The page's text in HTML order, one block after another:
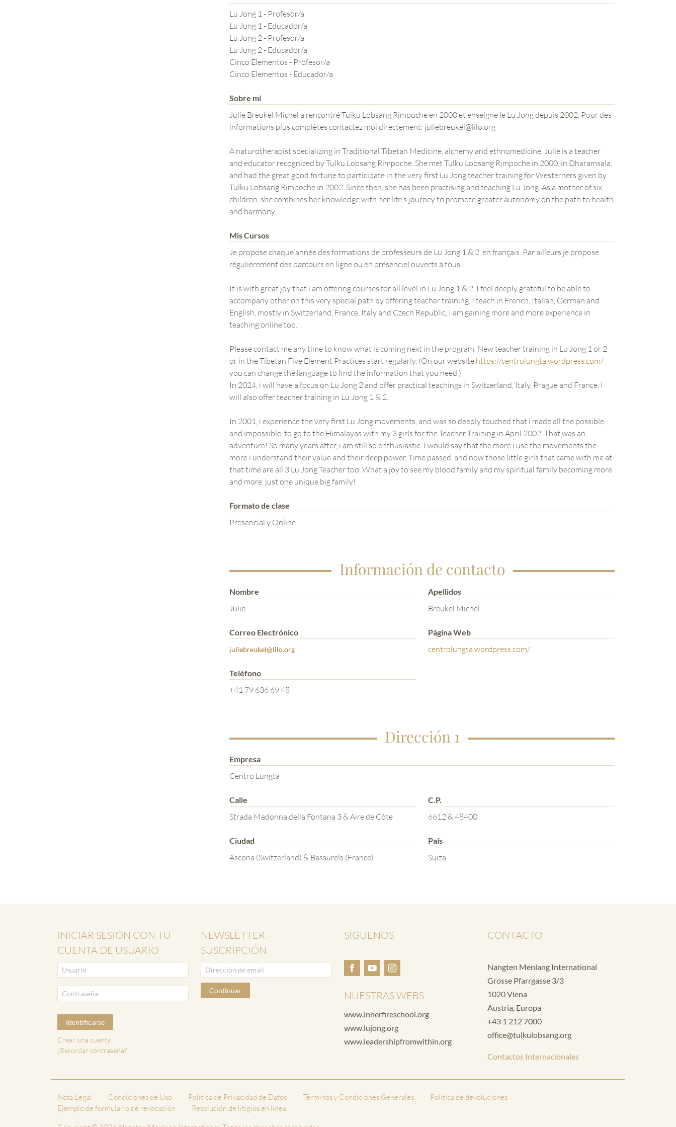
YOGA DEL GURU
Lu Jong 1 - Profesor/a
Lu Jong 1 - Educador/a
Lu Jong 2 - Profesor/a
Lu Jong 2 - Educador/a
Cinco Elementos - Profesor/a
Cinco Elementos - Educador/a
Sobre mí
Julie Breukel Michel a rencontré Tulku Lobsang Rimpoche en 2000 et enseigne le Lu Jong depuis 2002. Pour des
informations plus complètes contactez moi directement: juliebreukel@lilo.org
A naturotherapist specializing in Traditional Tibetan Medicine, alchemy and ethnomedicine, Julie is a teacher
and educator recognized by Tulku Lobsang Rimpoche. She met Tulku Lobsang Rimpoche in 2000, in Dharamsala,
and had the great good fortune to participate in the very first Lu Jong teacher training for Westerners given by
Tulku Lobsang Rimpoche in 2002. Since then, she has been practising and teaching Lu Jong. As a mother of six
children, she combines her knowledge with her life's journey to promote greater autonomy on the path to health
and harmony.
Mis Cursos
Je propose chaque année des formations de professeurs de Lu Jong 1 & 2, en français. Par ailleurs je propose
régulièrement des parcours en ligne ou en présenciel ouverts à tous.
It is with great joy that i am offering courses for all level in Lu Jong 1 & 2. I feel deeply grateful to be able to
accompany other on this very special path by offering teacher training. I teach in French, Italian, German and
English, mostly in Switzerland, France, Italy and Czech Republic, I am gaining more and more experience in
teaching online too.
Please contact me any time to know what is coming next in the program. New teacher training in Lu Jong 1 or 2
or in the Tibetan Five Element Practices start regularly. (On our website https://centrolungta.wordpress.com/
you can change the language to find the information that you need.)
In 2024, i will have a focus on Lu Jong 2 and offer practical teachings in Switzerland, Italy, Prague and France. I
will also offer teacher training in Lu Jong 1 & 2.
In 2001, i experience the very first Lu Jong movements, and was so deeply touched that i made all the possible,
and impossible, to go to the Himalayas with my 3 girls for the Teacher Training in April 2002. That was an
adventure! So many years after, i am still so enthusiastic. I would say that the more i use the movements the
more i understand their value and their deep power. Time passed, and now those little girls that came with me at
that time are all 3 Lu Jong Teacher too. What a joy to see my blood family and my spiritual family becoming more
and more, just one unique big family!
Formato de clase
Presencial y Online
Información de contacto
Nombre
Julie
Apellidos
Breukel Michel
Correo Electrónico
juliebreukel@lilo.org
Página Web
centrolungta.wordpress.com/
Teléfono
+41 79 636 69 48
Dirección 1
Empresa
Centro Lungta
Calle
Strada Madonna della Fontana 3 & Aire de Côte
C.P.
6612 & 48400
Ciudad
Ascona (Switzerland) & Bassurels (France)
País
Suiza
INICIAR SESIÓN CON TU
CUENTA DE USUARIO
Identificarse
Crear una cuenta
¿Recordar contraseña?
NEWSLETTER -
SUSCRIPCIÓN
Continuar
SÍGUENOS
NUESTRAS WEBS
www.innerfireschool.org
www.lujong.org
www.leadershipfromwithin.org
CONTACTO
Nangten Menlang International
Grosse Pfarrgasse 3/3
1020 Viena
Austria, Europa
+43 1 212 7000
office@tulkulobsang.org
Contactos Internacionales
Nota Legal Condiciones de Uso Política de Privacidad de Datos Términos y Condiciones Generales
Política de devoluciones
Ejemplo de formulario de revocación
Resolución de litigios en línea